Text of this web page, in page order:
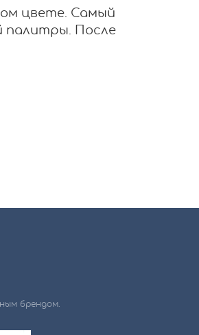
цвете. Самый
палитры. После
брендом.